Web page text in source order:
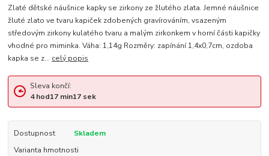
Zlaté dětské náušnice kapky se zirkony ze žlutého zlata. Jemné náušnice
žluté zlato ve tvaru kapiček zdobených gravírováním, vsazeným
středovým zirkony kulatého tvaru a malým zirkonkem v horní části kapičky
vhodné pro miminka. Váha: 1,14g Rozměry: zapínání 1,4x0,7cm, ozdoba
kapka se z... celý popis
Sleva končí:
4hod17min16sek
Dostupnost
Skladem
Varianta hmotnosti